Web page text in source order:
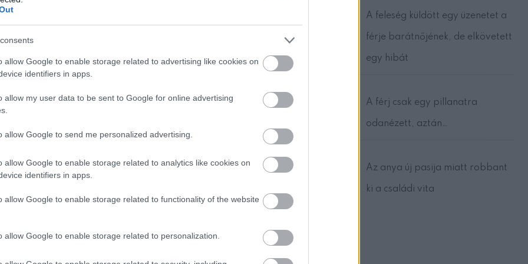
allow Google to enable storage related to advertising like cookies on
identifiers in apps.
allow my user data to be sent to Google for online advertising
allow Google to send me personalized advertising.
allow Google to enable storage related to analytics like cookies on
identifiers in apps.
allow Google to enable storage related to functionality of the website
allow Google to enable storage related to personalization.
rám.
felém.
különleges.
egyszerre kérdezte, jól vagyok-e.
újra megnéztem a horoszkópot, és ott volt: „maradj két lábbal a
jelek sosem véletlenek.
A feleség küldött egy üzenetet a
férje barátnőjének, de elkövetett
egy hibát
A férj csak egy pillanatra
odanézett, aztán…
Az anya új pasija miatt robbant
ki a családi vita